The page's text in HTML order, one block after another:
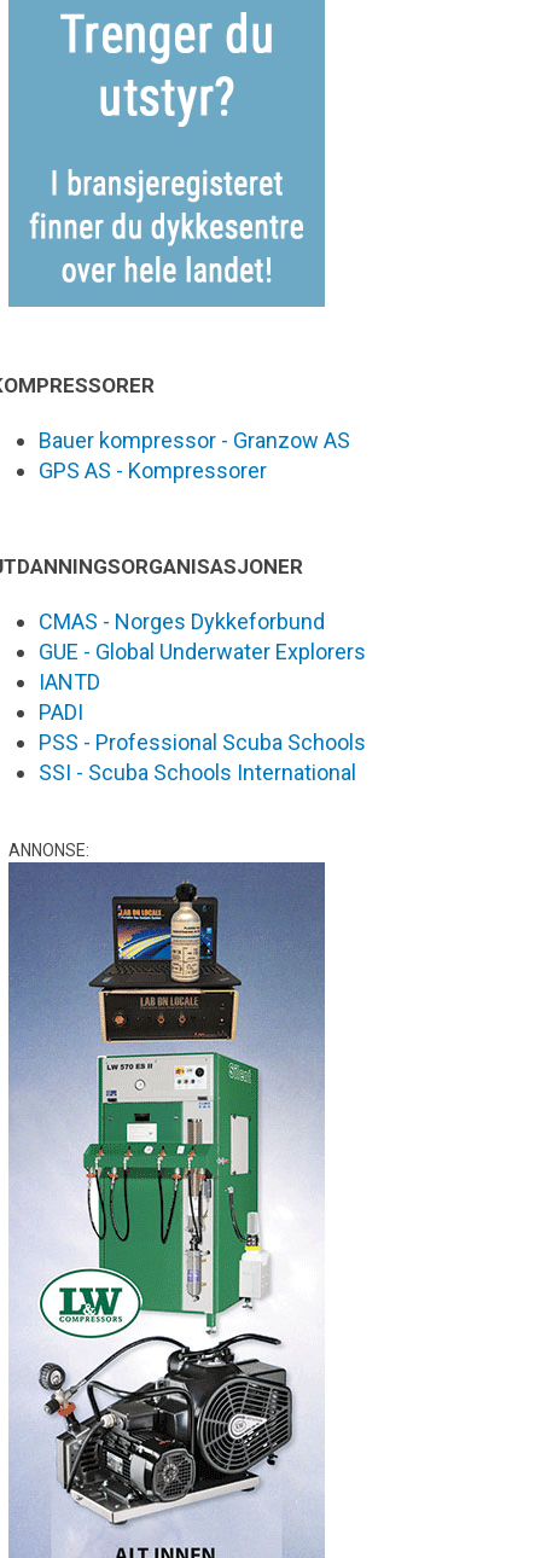
Bauer kompressor - Granzow AS
GPS AS - Kompressorer
CMAS - Norges Dykkeforbund
GUE - Global Underwater Explorers
IANTD
PADI
PSS - Professional Scuba Schools
SSI - Scuba Schools International
ANNONSE: